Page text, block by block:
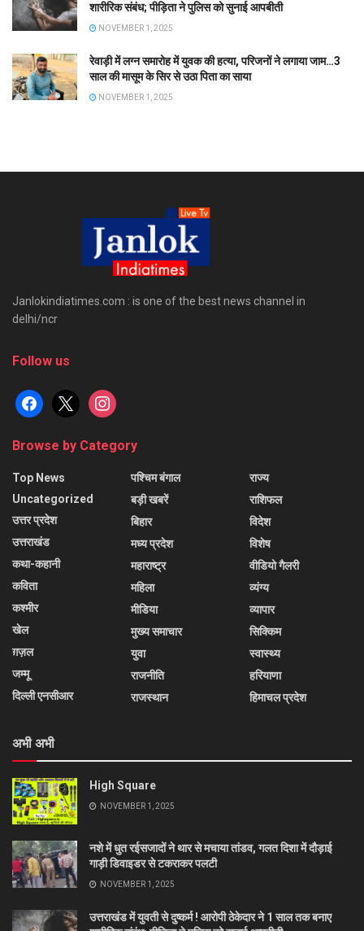
शारीरिक संबंध; पीड़िता ने पुलिस को सुनाई आपबीती
NOVEMBER 1, 2025
रेवाड़ी में लग्न समारोह में युवक की हत्या, परिजनों ने लगाया जाम…3
साल की मासूम के सिर से उठा पिता का साया
NOVEMBER 1, 2025
Janlokindiatimes.com : is one of the best news channel in
delhi/ncr
Follow us
facebook
x instagram
Browse by Category
Top News
Uncategorized
उत्तर प्रदेश
उत्तराखंड
कथा-कहानी
कविता
कश्मीर
खेल
ग़ज़ल
जम्मू
दिल्ली एनसीआर
पश्चिम बंगाल
बड़ी खबरें
बिहार
मध्य प्रदेश
महाराष्ट्र
महिला
मीडिया
मुख्य समाचार
युवा
राजनीति
राजस्थान
राज्य
राशिफल
विदेश
विशेष
वीडियो गैलरी
व्यंग्य
व्यापार
सिक्किम
स्वास्थ्य
हरियाणा
हिमाचल प्रदेश
अभी अभी
High Square
NOVEMBER 1, 2025
नशे में धुत रईसजादों ने थार से मचाया तांडव, गलत दिशा में दौड़ाई
गाड़ी डिवाइडर से टकराकर पलटी
NOVEMBER 1, 2025
उत्तराखंड में युवती से दुष्कर्म ! आरोपी ठेकेदार ने 1 साल तक बनाए